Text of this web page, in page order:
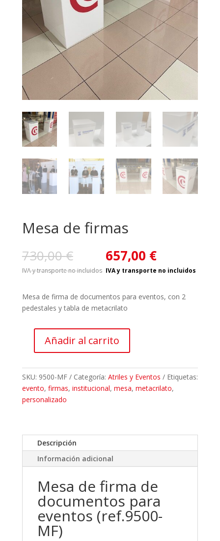
Mesa de firmas
730,00€ El
precio
original
730,00 €.
657,00 €
Mesa de firma de documentos para eventos, con 2
pedestales y tabla de metacrilato
firmas
cantidad
Añadir al carrito
SKU: 9500-MF Categoría: Atriles y Eventos
Etiquetas:
evento, firmas, institucional, mesa, metacrilato,
personalizado
Descripción
Información adicional
Mesa de firma de
documentos para
eventos (ref.9500-
MF)